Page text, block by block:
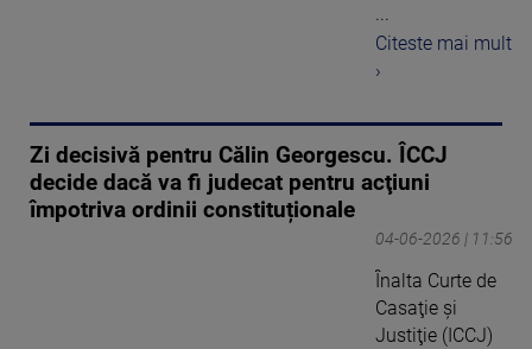
...
Citeste mai mult
›
Zi decisivă pentru Călin Georgescu. ÎCCJ
decide dacă va fi judecat pentru acţiuni
împotriva ordinii constituționale
04-06-2026 | 11:56
Înalta Curte de
Casaţie şi
Justiţie (ICCJ)